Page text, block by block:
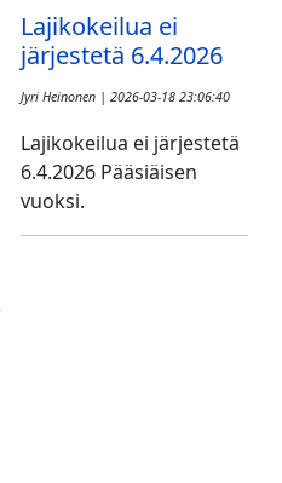
Lajikokeilua ei
järjestetä 6.4.2026
Jyri Heinonen | 2026-03-18 23:06:40
Lajikokeilua ei järjestetä
6.4.2026 Pääsiäisen
vuoksi.